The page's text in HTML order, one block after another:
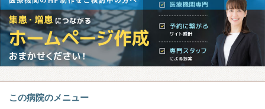
この病院のメニュー